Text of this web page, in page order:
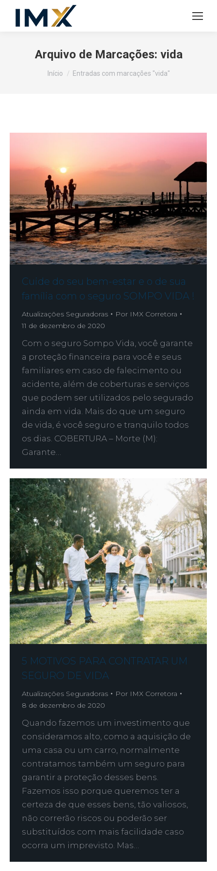
Arquivo de Marcações: vida
Você está aqui:
Início Entradas com marcações "vida"
Cuide do seu bem-estar e o de sua
família com o seguro SOMPO VIDA !
Atualizações Seguradoras Por IMX Corretora
11 de dezembro de 2020
Com o seguro Sompo Vida, você garante
a proteção financeira para você e seus
familiares em caso de falecimento ou
acidente, além de coberturas e serviços
que podem ser utilizados pelo segurado
ainda em vida.​ Mais do que um seguro
de vida, é você seguro e tranquilo todos
os dias.​ COBERTURA – Morte (M):
Garante…
5 MOTIVOS PARA CONTRATAR UM
SEGURO DE VIDA
Atualizações Seguradoras Por IMX Corretora
8 de dezembro de 2020
Quando fazemos um investimento que
consideramos alto, como a aquisição de
uma casa ou um carro, normalmente
contratamos também um seguro para
garantir a proteção desses bens.
Fazemos isso porque queremos ter a
certeza de que esses bens, tão valiosos,
não correrão riscos ou poderão ser
substituídos com mais facilidade caso
ocorra um imprevisto. Mas…